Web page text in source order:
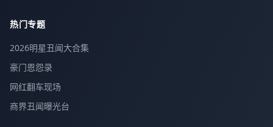
热门专题
2026明星丑闻大合集
豪门恩怨录
网红翻车现场
商界丑闻曝光台